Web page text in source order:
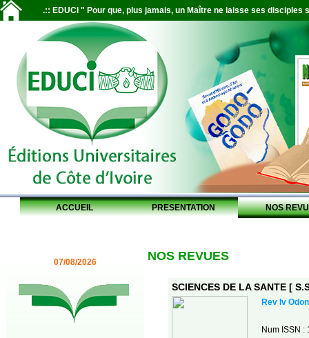
.:: EDUCI " Pour que, plus jamais, un Maître ne laisse ses disciples
ACCUEIL PRESENTATION NOS
07/08/2026 NOS REVUES
SCIENCES DE LA SANTE [
Rev Iv
Num ISSN :